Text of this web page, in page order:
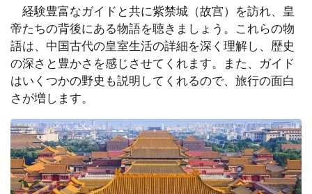
経験豊富なガイドと共に紫禁城（故宫）を訪れ、皇
帝たちの背後にある物語を聴きましょう。これらの物
語は、中国古代の皇室生活の詳細を深く理解し、歴史
の深さと豊かさを感じさせてくれます。また、ガイド
はいくつかの野史も説明してくれるので、旅行の面白
さが増します。